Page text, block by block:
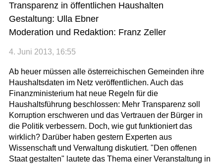
Transparenz in öffentlichen Haushalten
Gestaltung: Ulla Ebner
Moderation und Redaktion: Franz Zeller
4. Juni 2013, 16:55
Ab heuer müssen alle österreichischen Gemeinden ihre
Haushaltsdaten im Netz veröffentlichen. Auch das
Finanzministerium hat neue Regeln für die
Haushaltsführung beschlossen: Mehr Transparenz soll
Korruption erschweren und das Vertrauen der Bürger in
die Politik verbessern. Doch, wie gut funktioniert das
wirklich? Darüber haben gestern Experten aus
Wissenschaft und Verwaltung diskutiert. "Den offenen
Staat gestalten" lautete das Thema einer Veranstaltung in